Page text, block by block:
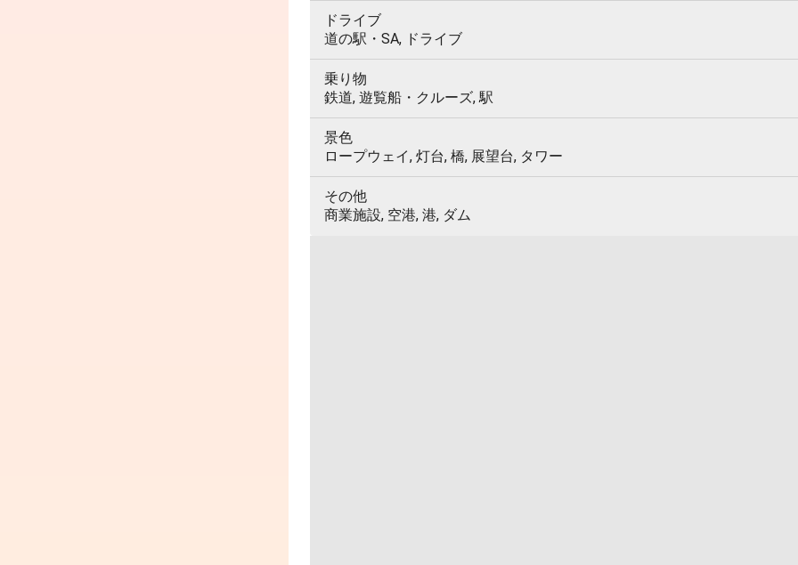
ドライブ
道の駅・SA, ドライブ
乗り物
鉄道, 遊覧船・クルーズ, 駅
景色
ロープウェイ, 灯台, 橋, 展望台, タワー
その他
商業施設, 空港, 港, ダム